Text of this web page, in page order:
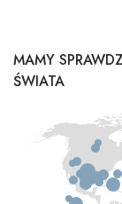
MAMY
ŚWIATA